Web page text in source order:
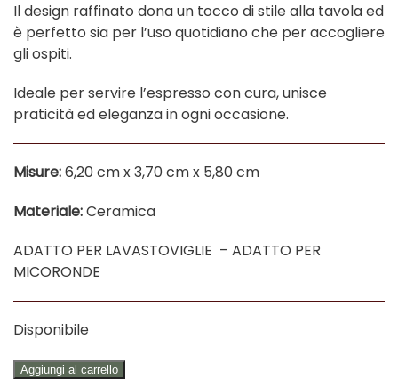
Il design raffinato dona un tocco di stile alla tavola ed
è perfetto sia per l’uso quotidiano che per accogliere
gli ospiti.
Ideale per servire l’espresso con cura, unisce
praticità ed eleganza in ogni occasione.
Misure:6,20 cm x 3,70 cm x 5,80 cm
Materiale:Ceramica
ADATTO PER LAVASTOVIGLIE – ADATTO PER
MICORONDE
Disponibile
SET
Aggiungi al carrello